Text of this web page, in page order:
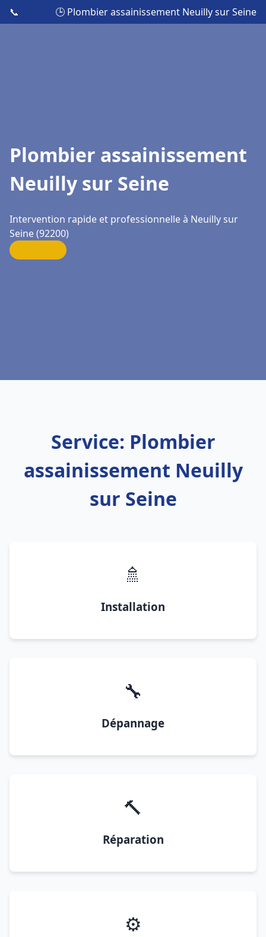
📞 🕒 Plombier assainissement Neuilly sur Seine
Plombier assainissement
Neuilly sur Seine
Intervention rapide et professionnelle à Neuilly sur
Seine (92200)
Service: Plombier
assainissement Neuilly
sur Seine
🚿
Installation
🔧
Dépannage
🔨
Réparation
⚙️